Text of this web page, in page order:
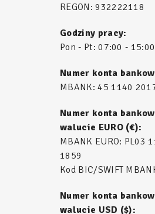
REGON: 932222118
Godziny pracy:
Pon - Pt: 07:00 - 15:00
Numer konta
MBANK: 45 1140
Numer konta
walucie EURO (€):
MBANK EURO: PL03
1859
Kod BIC/SWIFT
Numer konta
walucie USD ($):